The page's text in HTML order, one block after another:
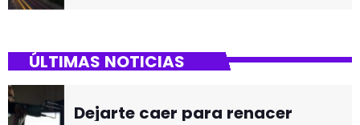
ÚLTIMAS NOTICIAS
Dejarte caer para renacer